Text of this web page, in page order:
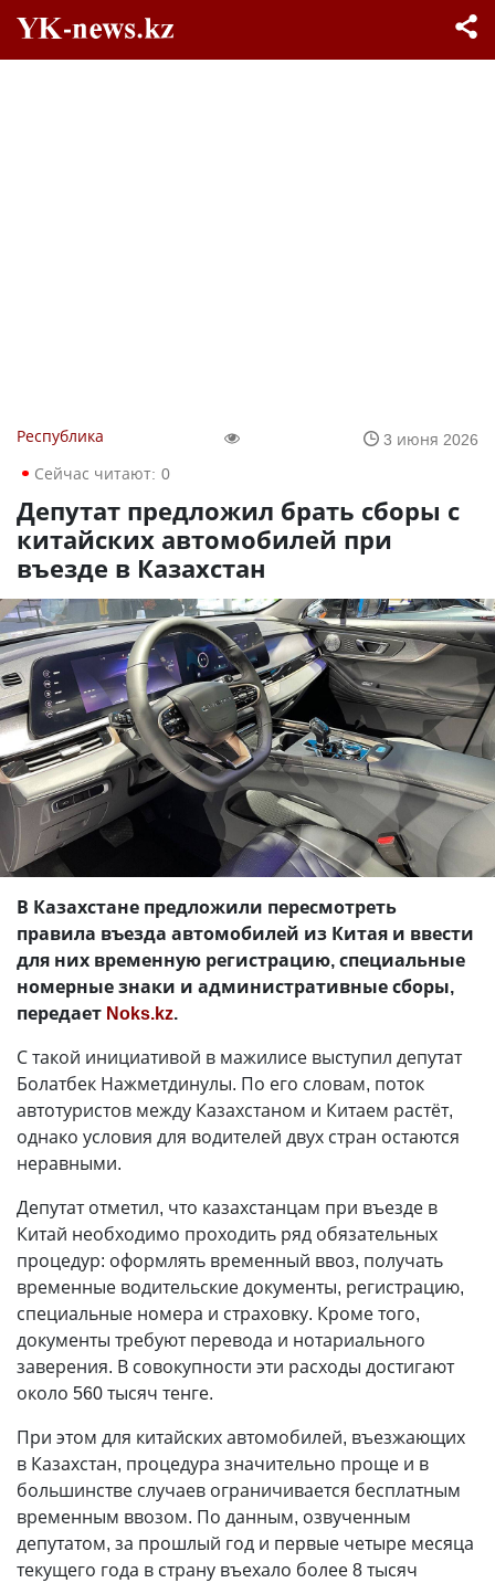
Республика
3 июня 2026
Сейчас читают: 0
Депутат предложил брать сборы с
китайских автомобилей при
въезде в Казахстан
В Казахстане предложили пересмотреть
правила въезда автомобилей из Китая и ввести
для них временную регистрацию, специальные
номерные знаки и административные сборы,
передает Noks.kz.
С такой инициативой в мажилисе выступил депутат
Болатбек Нажметдинулы. По его словам, поток
автотуристов между Казахстаном и Китаем растёт,
однако условия для водителей двух стран остаются
неравными.
Депутат отметил, что казахстанцам при въезде в
Китай необходимо проходить ряд обязательных
процедур: оформлять временный ввоз, получать
временные водительские документы, регистрацию,
специальные номера и страховку. Кроме того,
документы требуют перевода и нотариального
заверения. В совокупности эти расходы достигают
около 560 тысяч тенге.
При этом для китайских автомобилей, въезжающих
в Казахстан, процедура значительно проще и в
большинстве случаев ограничивается бесплатным
временным ввозом. По данным, озвученным
депутатом, за прошлый год и первые четыре месяца
текущего года в страну въехало более 8 тысяч